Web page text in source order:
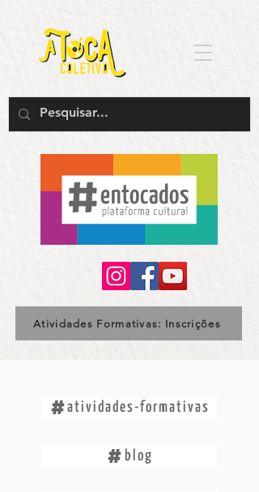
Atividades Formativas: Inscrições
atividades-formativas
blog